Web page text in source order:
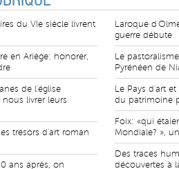
du VIe siècle livrent
en Ariège: honorer,
de l'église
livrer leurs
trésors d'art roman
ans après, on
Laroque
guerre débute
Le
Pyrénéen de
Le Pays d'art
du patrimoine
Foix: «qui
Mondiale? »,
Des traces
découvertes à